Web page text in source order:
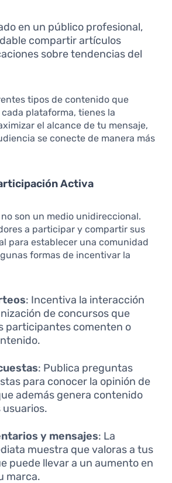
en un público profesional,
compartir artículos
sobre tendencias del
tipos de contenido que
plataforma, tienes la
el alcance de tu mensaje,
se conecte de manera más
Activa
son un medio unidireccional.
a participar y compartir sus
para establecer una comunidad
formas de incentivar la
: Incentiva la interacción
de concursos que
participantes comenten o
: Publica preguntas
para conocer la opinión de
además genera contenido
usuarios.
y mensajes: La
muestra que valoras a tus
puede llevar a un aumento en
marca.